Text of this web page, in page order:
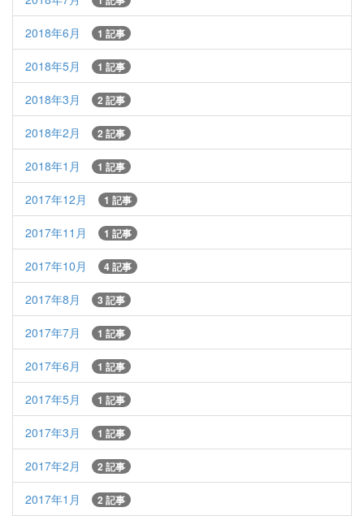
2018年6月 1 記事
2018年5月 1 記事
2018年3月 2 記事
2018年2月 2 記事
2018年1月 1 記事
2017年12月 1 記事
2017年11月 1 記事
2017年10月 4 記事
2017年8月 3 記事
2017年7月 1 記事
2017年6月 1 記事
2017年5月 1 記事
2017年3月 1 記事
2017年2月 2 記事
2017年1月 2 記事